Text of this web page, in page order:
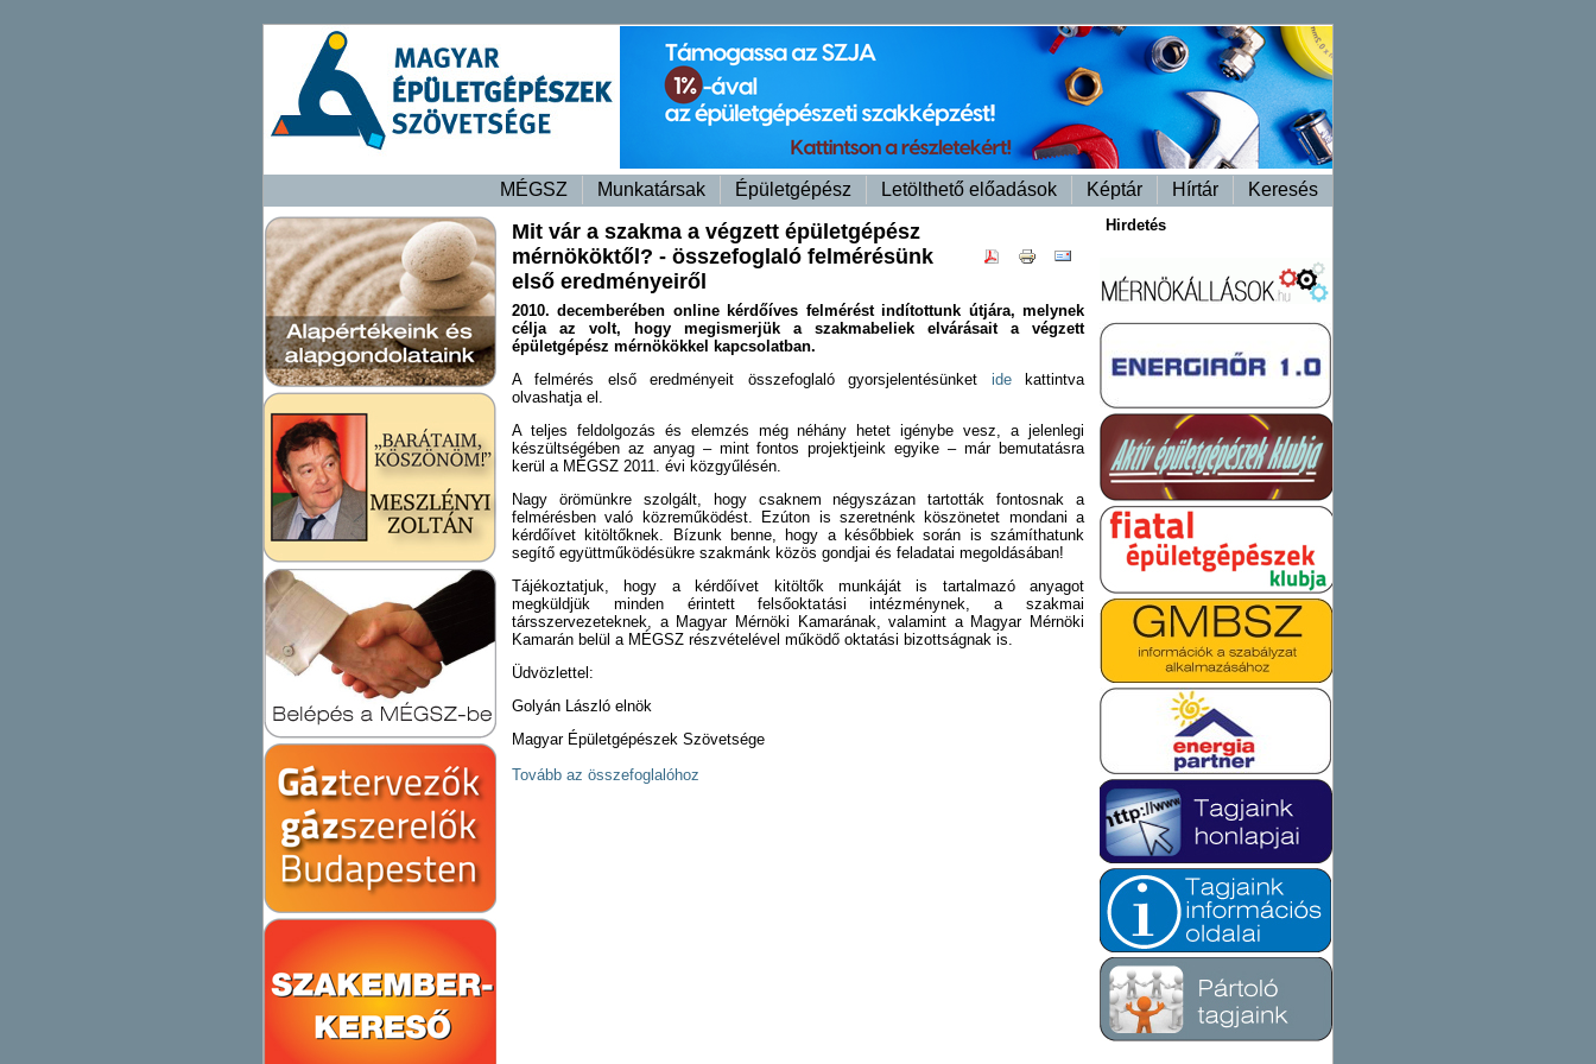
MÉGSZ Munkatársak Épületgépész Letölthető előadások Képtár Hírtár Keresés
Hirdetés
Mit vár a szakma a végzett épületgépész
mérnököktől? - összefoglaló felmérésünk
első eredményeiről
2010. decemberében online kérdőíves felmérést indítottunk útjára, melynek
célja az volt, hogy megismerjük a szakmabeliek elvárásait a végzett
épületgépész mérnökökkel kapcsolatban.
A felmérés első eredményeit összefoglaló gyorsjelentésünket idekattintva
olvashatja el.
A teljes feldolgozás és elemzés még néhány hetet igénybe vesz, a jelenlegi
készültségében az anyag – mint fontos projektjeink egyike – már bemutatásra
kerül a MÉGSZ 2011. évi közgyűlésén.
Nagy örömünkre szolgált, hogy csaknem négyszázan tartották fontosnak a
felmérésben való közreműködést. Ezúton is szeretnénk köszönetet mondani a
kérdőívet kitöltőknek. Bízunk benne, hogy a későbbiek során is számíthatunk
segítő együttműködésükre szakmánk közös gondjai és feladatai megoldásában!
Tájékoztatjuk, hogy a kérdőívet kitöltők munkáját is tartalmazó anyagot
megküldjük minden érintett felsőoktatási intézménynek, a szakmai
társszervezeteknek, a Magyar Mérnöki Kamarának, valamint a Magyar Mérnöki
Kamarán belül a MÉGSZ részvételével működő oktatási bizottságnak is.
Üdvözlettel:
Golyán László elnök
Magyar Épületgépészek Szövetsége
Tovább az összefoglalóhoz